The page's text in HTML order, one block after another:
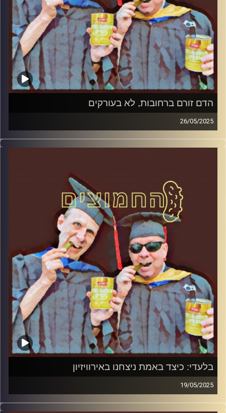
הדם זורם ברחובות, לא בעורקים
26/05/2025
המערכת הפוליטית על ספת הפסיכולוג, עם פרופסור בועז בן-
דוד ופרופסור גלעד הירשברגר
קרדיט תמונות:AudioVersity
בלעדי: כיצד באמת ניצחנו באירוויזיון
19/05/2025
המערכת הפוליטית על ספת הפסיכולוג, עם פרופסור בועז בן-